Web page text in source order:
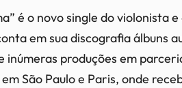
é o novo single do violonista
em sua discografia álbuns
inúmeras produções em
São Paulo e Paris, onde